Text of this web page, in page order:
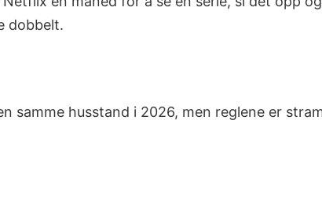
dobbelt.
husstand i 2026, men reglene er